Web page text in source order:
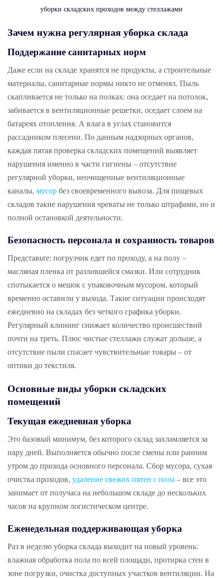
уборки складских проходов между стеллажами
Зачем нужна регулярная уборка склада
Поддержание санитарных норм
Даже если на складе хранятся не продукты, а строительные
материалы, санитарные нормы никто не отменял. Пыль
скапливается не только на полках: она оседает на потолок,
забивается в вентиляционные решетки, оседает слоем на
батареях отопления. А влага в углах становится
рассадником плесени. По данным надзорных органов,
каждая пятая проверка складских помещений выявляет
нарушения именно в части гигиены – отсутствие
регулярной уборки, неочищенные вентиляционные
каналы, мусор без своевременного вывоза. Для пищевых
складов такие нарушения чреваты не только штрафами, но и
полной остановкой деятельности.
Безопасность персонала и сохранность товаров
Представьте: погрузчик едет по проходу, а на полу –
масляная пленка от разлившейся смазки. Или сотрудник
спотыкается о мешок с упаковочным мусором, который
временно оставили у выхода. Такие ситуации происходят
ежедневно на складах без четкого графика уборки.
Регулярный клининг снижает количество происшествий
почти на треть. Плюс чистые стеллажи служат дольше, а
отсутствие пыли спасает чувствительные товары – от
оптики до текстиля.
Основные виды уборки складских
помещений
Текущая ежедневная уборка
Это базовый минимум, без которого склад захламляется за
пару дней. Выполняется обычно после смены или ранним
утром до прихода основного персонала. Сбор мусора, сухая
очистка проходов, удаление свежих пятен с пола – все это
занимает от получаса на небольшом складе до нескольких
часов на крупном логистическом центре.
Еженедельная поддерживающая уборка
Раз в неделю уборка склада выходит на новый уровень:
влажная обработка пола по всей площади, протирка стен в
зоне погрузки, очистка доступных участков вентиляции. На